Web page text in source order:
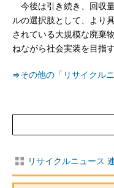
今後は引き続き、回収
ルの選択肢として、より
されている大規模な廃棄
ねながら社会実装を目指す
⇒その他の「リサイクル
リサイクルニュース